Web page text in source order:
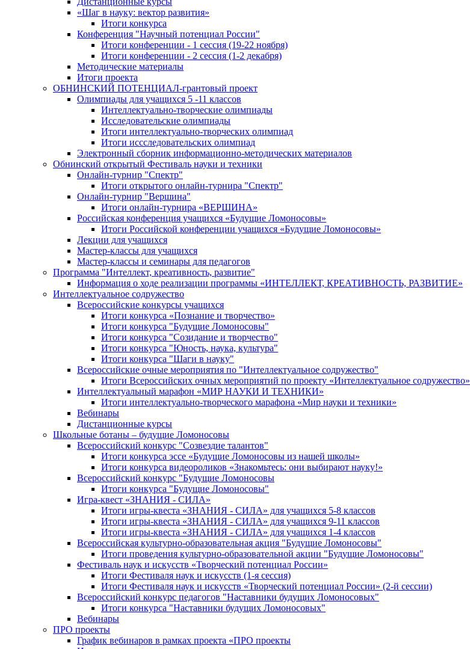
«Шаг в науку: вектор развития»
Итоги конкурса
Конференция "Научный потенциал России"
Итоги конференции - 1 сессия (19-22 ноября)
Итоги конференции - 2 сессия (1-2 декабря)
Методические материалы
Итоги проекта
ОБНИНСКИЙ ПОТЕНЦИАЛ-грантовый проект
Олимпиады для учащихся 5 -11 классов
Интеллектуально-творческие олимпиады
Исследовательские олимпиады
Итоги интеллектуально-творческих олимпиад
Итоги иссследовательских олимпиад
Электронный сборник информационно-методических материалов
Обнинский открытый Фестиваль науки и техники
Онлайн-турнир "Спектр"
Итоги открытого онлайн-турнира "Спектр"
Онлайн-турнир "Вершина"
Итоги онлайн-турнира «ВЕРШИНА»
Российская конференция учащихся «Будущие Ломоносовы»
Итоги Российской конференции учащихся «Будущие Ломоносовы»
Лекции для учащихся
Мастер-классы для учащихся
Мастер-классы и семинары для педагогов
Программа "Интеллект, креативность, развитие"
Информация о ходе реализации программы «ИНТЕЛЛЕКТ, КРЕАТИВНОСТЬ, РАЗВИТИЕ»
Интеллектуальное содружество
Всероссийские конкурсы учащихся
Итоги конкурса «Познание и творчество»
Итоги конкурса "Будущие Ломоносовы"
Итоги конкурса "Созидание и творчество"
Итоги конкурса "Юность, наука, культура"
Итоги конкурса "Шаги в науку"
Всероссийские очные мероприятия по "Интеллектуальное содружество"
Итоги Всероссийских очных мероприятий по проекту «Интеллектуальное содружество»
Интеллектуальный марафон «МИР НАУКИ И ТЕХНИКИ»
Итоги интеллектуально-творческого марафона «Мир науки и техники»
Вебинары
Дистанционные курсы
Школьные ботаны – будущие Ломоносовы
Всероссийский конкурс "Созвездие талантов"
Итоги конкурса эссе «Будущие Ломоносовы из нашей школы»
Итоги конкурса видеороликов «Знакомьтесь: они выбирают науку!»
Всероссийский конкурс "Будущие Ломоносовы
Итоги конкурса "Будущие Ломоносовы"
Игра-квест «ЗНАНИЯ - СИЛА»
Итоги игры-квеста «ЗНАНИЯ - СИЛА» для учащихся 5-8 классов
Итоги игры-квеста «ЗНАНИЯ - СИЛА» для учащихся 9-11 классов
Итоги игры-квеста «ЗНАНИЯ - СИЛА» для учащихся 1-4 классов
Всероссийская культурно-образовательная акция "Будущие Ломоносовы"
Итоги проведения культурно-образовательной акции "Будущие Ломоносовы"
Фестиваль наук и искусств «Творческий потенциал России»
Итоги Фестиваля наук и искусств (1-я сессия)
Итоги Фестиваля наук и искусств «Творческий потенциал России» (2-й сессии)
Всероссийский конкурс педагогов "Наставники будущих Ломоносовых"
Итоги конкурса "Наставники будущих Ломоносовых"
Вебинары
ПРО проекты
График вебинаров в рамках проекта «ПРО проекты